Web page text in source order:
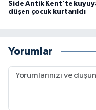
Side Antik Kent'te
düşen çocuk kurtarıldı
Yorumlar